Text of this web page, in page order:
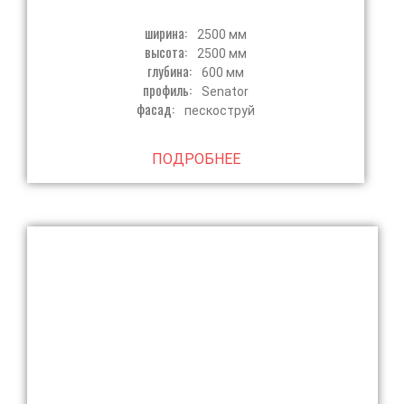
ширина: 2500 мм
высота: 2500 мм
глубина: 600 мм
профиль: Senator
фасад: пескоструй
ПОДРОБНЕЕ